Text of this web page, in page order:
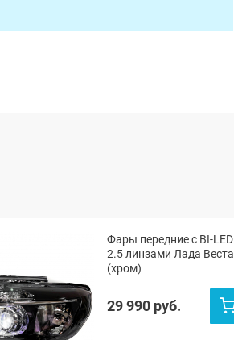
Фары передние c BI-LED
2.5 линзами Лада Веста
(хром)
29 990 руб.